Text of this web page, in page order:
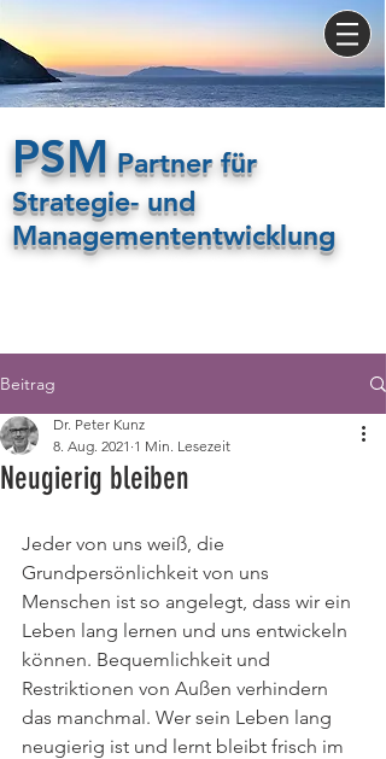
PSM Partner für
Strategie- und
Managemententwicklung
Beitrag
Neugierig bleiben
Dr. Peter Kunz
8. Aug. 2021 1 Min. Lesezeit
Jeder von uns weiß, die
Grundpersönlichkeit von uns
Menschen ist so angelegt, dass wir ein
Leben lang lernen und uns entwickeln
können. Bequemlichkeit und
Restriktionen von Außen verhindern
das manchmal. Wer sein Leben lang
neugierig ist und lernt bleibt frisch im